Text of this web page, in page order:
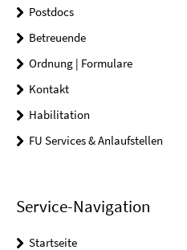
Postdocs
Betreuende
Ordnung | Formulare
Kontakt
Habilitation
FU Services & Anlaufstellen
Service-Navigation
Startseite